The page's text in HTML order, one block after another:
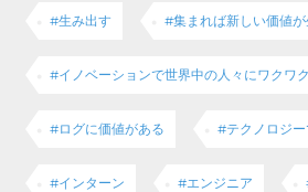
#生み出す #集まれば新しい価値
#イノベーションで世界中の人々にワクワ
#ログに価値がある #テクノロジ
#インターン #エンジニア